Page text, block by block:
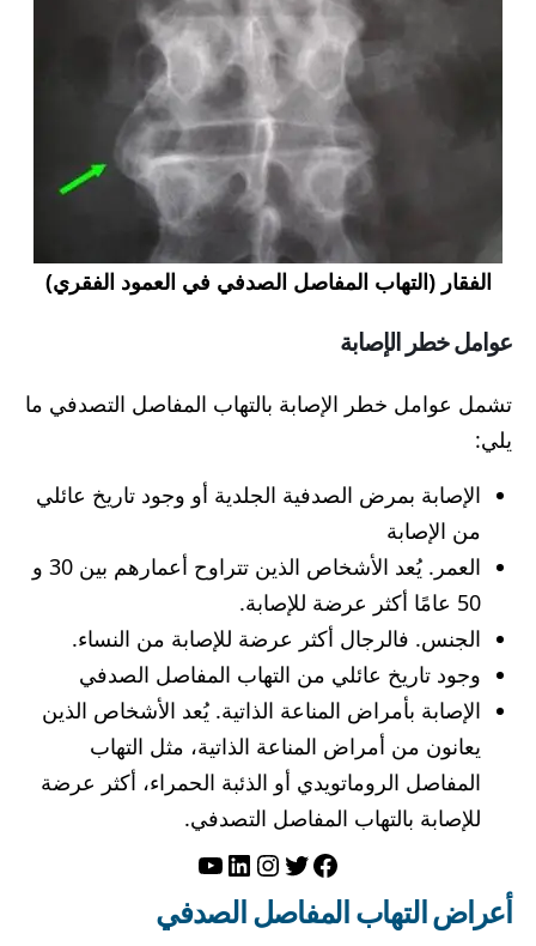
الفقار (التهاب المفاصل الصدفي في العمود الفقري)
عوامل خطر الإصابة
تشمل عوامل خطر الإصابة بالتهاب المفاصل التصدفي ما
يلي:
الإصابة بمرض الصدفية الجلدية أو وجود تاريخ عائلي
من الإصابة
العمر. يُعد الأشخاص الذين تتراوح أعمارهم بين 30 و
50 عامًا أكثر عرضة للإصابة.
الجنس. فالرجال أكثر عرضة للإصابة من النساء.
وجود تاريخ عائلي من التهاب المفاصل الصدفي
الإصابة بأمراض المناعة الذاتية. يُعد الأشخاص الذين
يعانون من أمراض المناعة الذاتية، مثل التهاب
المفاصل الروماتويدي أو الذئبة الحمراء، أكثر عرضة
للإصابة بالتهاب المفاصل التصدفي.
فيسبوك
تويترإنستجرام
لينكد إنيوتيوب
أعراض التهاب المفاصل الصدفي